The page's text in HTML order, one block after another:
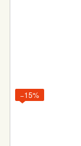
−15%